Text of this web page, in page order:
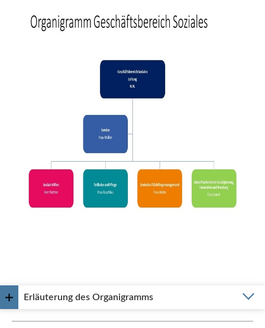
Erläuterung des Organigramms